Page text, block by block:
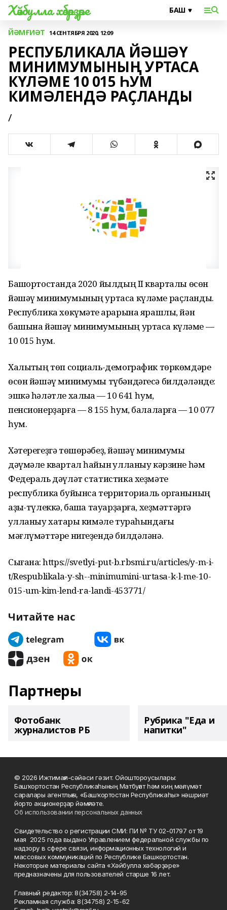
Хәйбулла хәбәрҙәре
ЙӘМҒИӘТ 14 СЕНТЯБРЯ 2020, 12:09
РЕСПУБЛИКАЛА ЙӘШӘҮ
МИНИМУМЫНЫҢ УРТАСА
КҮЛӘМЕ 10 015 ҺУМ
КИМӘЛЕНДӘ РАҪЛАНДЫ
/
Башҡортостанда 2020 йылдың II кварталы өсөн
йәшәү минимумының уртаса күләме раҫланды.
Республика хөкүмәте ҡарарына ярашлы, йән
башына йәшәү минимумының уртаса күләме —
10 015 һум.
Халыҡтың төп социаль-демографик төркөмдәре
өсөн йәшәү минимумы түбәндәгесә билдәләнде:
эшкә һәләтле халыҡҡа — 10 641 һум,
пенсионерҙарға — 8 155 һум, балаларға — 10 077
һум.
Хәтерегеҙгә төшөрәбеҙ, йәшәү минимумы
дәүмәле квартал һайын ҡулланыу кәрзи­не һәм
Федераль дәүләт статистика хеҙмәте
республика буйынса территориаль органының
аҙыҡ-түлеккә, башҡа тауарҙарға, хеҙмәттәргә
ҡулланыу хаҡтары кимәле тураһындағы
мәғлүмәттәре нигеҙендә билдәләнә.
Сығанаҡ: https://svetlyi-put-b.rbsmi.ru/articles/y-m-i-
t/Respublikala-y-sh--minimumini-urtasa-k-l-me-10-
015-um-kim-lend-ra-landi-453771/
Читайте нас
Партнеры
Фотобанк
журналистов РБ
Рубрика "Еда и
напитки"
© 2026 Ижтимағи-сәйәси гәзит. Ойоштороусылары:
Башҡортостан Республикаһының Матбуғат һәм киң мәғлүмәт
саралары агентлығы, «Башҡортостан Республикаһы» нәшриәт
йорто акционерҙар йәмғиәте.
Об использовании персональных данных
Свидетельство о регистрации СМИ: ПИ № ТУ 02-01797 от 19
мая 2025 года выдано Управлением федеральной службы по
надзору в сфере связи, информационных технологий и
массовых коммуникаций по Республике Башкортостан.
Некоторые материалы сайта «Хәйбулла хәбәрҙәре»
предназначены для пользователей старше 16 лет.
Главный редактор: 8(34758) 2-14-95
Рекламная служба: 8(34758) 2-15-62